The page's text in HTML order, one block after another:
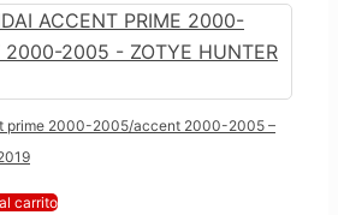
prime 2000-2005/accent 2000-2005 –
carrito